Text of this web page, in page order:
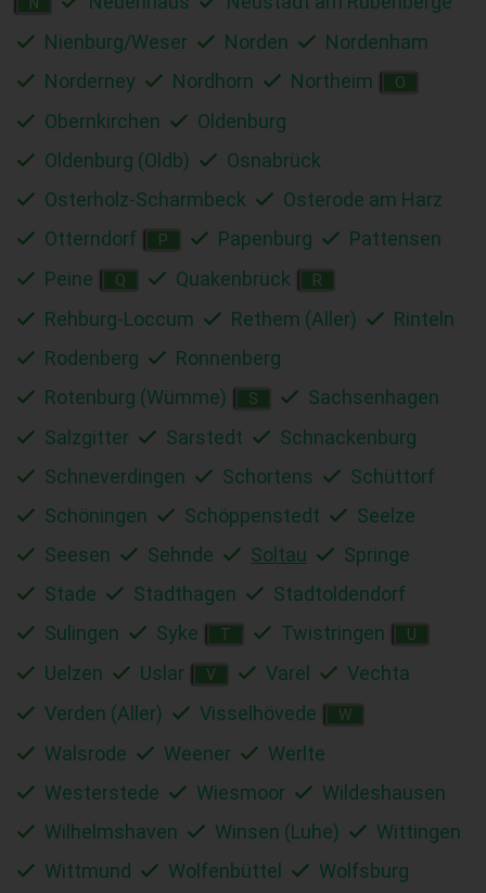
Nienburg/Weser
Norden
Nordenham
Norderney
Nordhorn Northeim O
Obernkirchen
Oldenburg
Oldenburg (Oldb)
Osnabrück
Osterholz-Scharmbeck
Osterode am Harz
Otterndorf
P Papenburg
Pattensen
Peine
Q Quakenbrück R
Rehburg-Loccum Rethem (Aller)
Rinteln
Rodenberg
Ronnenberg
Rotenburg (Wümme)
S
Sachsenhagen
Salzgitter
Sarstedt
Schnackenburg
Schneverdingen
Schortens
Schüttorf
Schöningen
Schöppenstedt
Seelze
Seesen
Sehnde Soltau
Springe
Stade
Stadthagen
Stadtoldendorf
Sulingen
Syke T Twistringen U
Uelzen Uslar V Varel
Vechta
Verden (Aller)
Visselhövede W
Walsrode Weener
Werlte
Westerstede
Wiesmoor
Wildeshausen
Wilhelmshaven
Winsen (Luhe)
Wittingen
Wittmund
Wolfenbüttel
Wolfsburg